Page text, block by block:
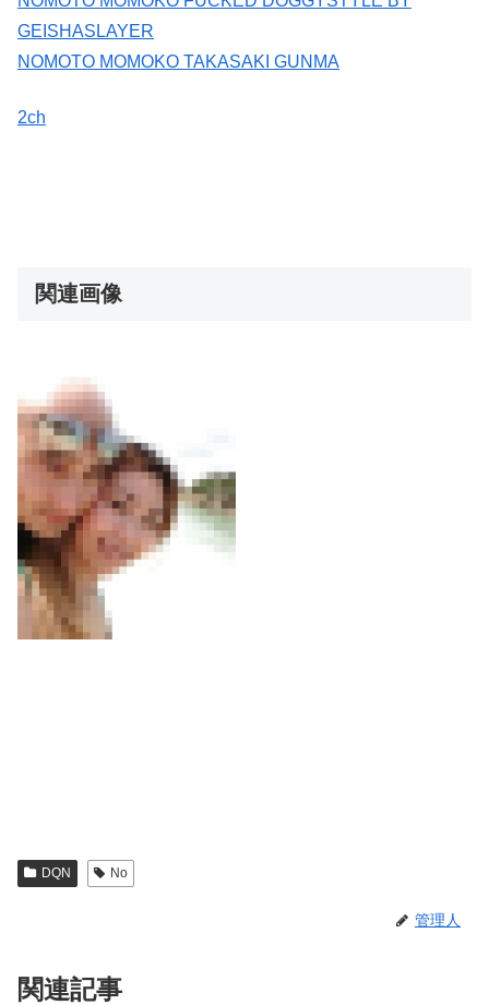
GEISHASLAYER
NOMOTO MOMOKO TAKASAKI GUNMA
2ch
関連画像
DQN No
管理人
関連記事